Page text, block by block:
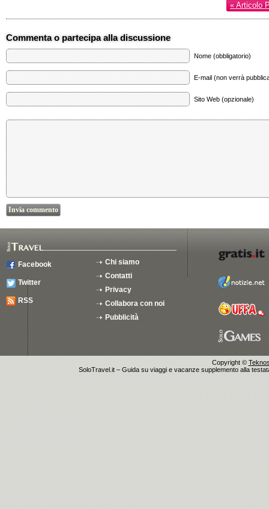
« Articolo
Commenta o partecipa alla discussione
Nome (obbligatorio)
E-mail (non verrà
Sito Web (opzionale)
Facebook
Twitter
RSS
Chi siamo
Contatti
Privacy
Collabora con noi
Pubblicità
Copyright ©
SoloTravel.it – Guida su viaggi e vacanze supplemento alla